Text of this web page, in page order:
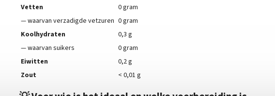
Vetten
0 gram
— waarvan verzadigde vetzuren 0 gram
Koolhydraten
0,3 g
— waarvan suikers
0 gram
Eiwitten
0,2 g
Zout
< 0,01 g